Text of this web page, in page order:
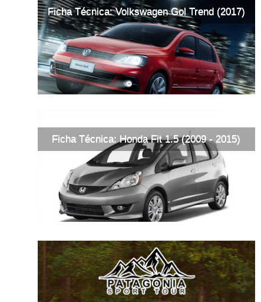
Ficha Técnica: Volkswagen Gol Trend (2017)
Ficha Técnica: Honda Fit 1.5 (2009 - 2015)